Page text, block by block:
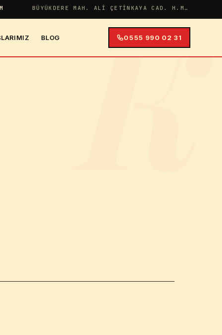
BÜYÜKDERE MAH. ALI ÇETINKAYA CAD. H.MERYEM APT NO:38 İÇ KAPI NO:4
BLOG 0555 990 02 31
K